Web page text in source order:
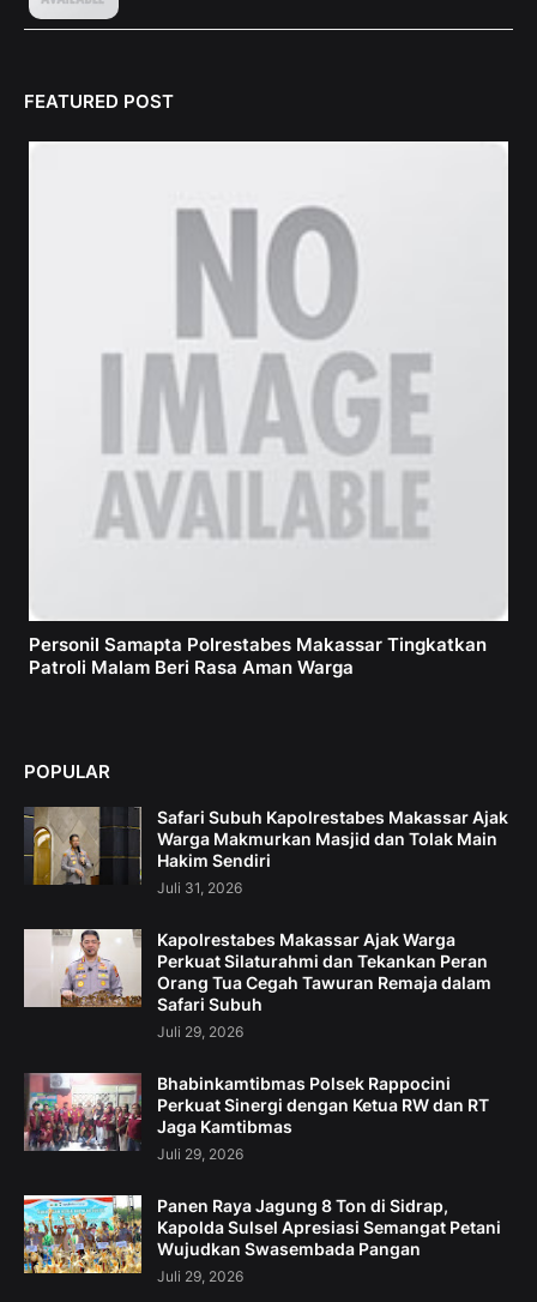
FEATURED POST
Personil Samapta Polrestabes Makassar Tingkatkan
Patroli Malam Beri Rasa Aman Warga
POPULAR
Safari Subuh Kapolrestabes Makassar Ajak
Warga Makmurkan Masjid dan Tolak Main
Hakim Sendiri
Juli 31, 2026
Kapolrestabes Makassar Ajak Warga
Perkuat Silaturahmi dan Tekankan Peran
Orang Tua Cegah Tawuran Remaja dalam
Safari Subuh
Juli 29, 2026
Bhabinkamtibmas Polsek Rappocini
Perkuat Sinergi dengan Ketua RW dan RT
Jaga Kamtibmas
Juli 29, 2026
Panen Raya Jagung 8 Ton di Sidrap,
Kapolda Sulsel Apresiasi Semangat Petani
Wujudkan Swasembada Pangan
Juli 29, 2026